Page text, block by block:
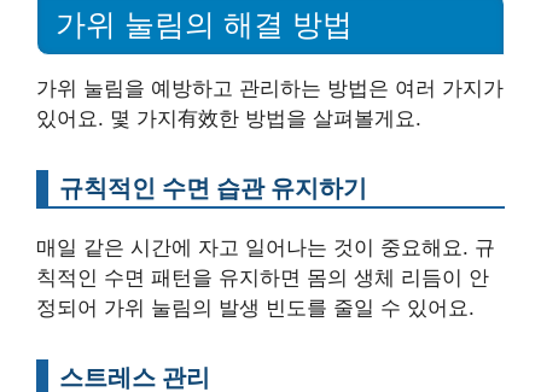
가위 눌림의 해결 방법
가위 눌림을 예방하고 관리하는 방법은 여러 가지가
있어요. 몇 가지有效한 방법을 살펴볼게요.
규칙적인 수면 습관 유지하기
매일 같은 시간에 자고 일어나는 것이 중요해요. 규
칙적인 수면 패턴을 유지하면 몸의 생체 리듬이 안
정되어 가위 눌림의 발생 빈도를 줄일 수 있어요.
스트레스 관리